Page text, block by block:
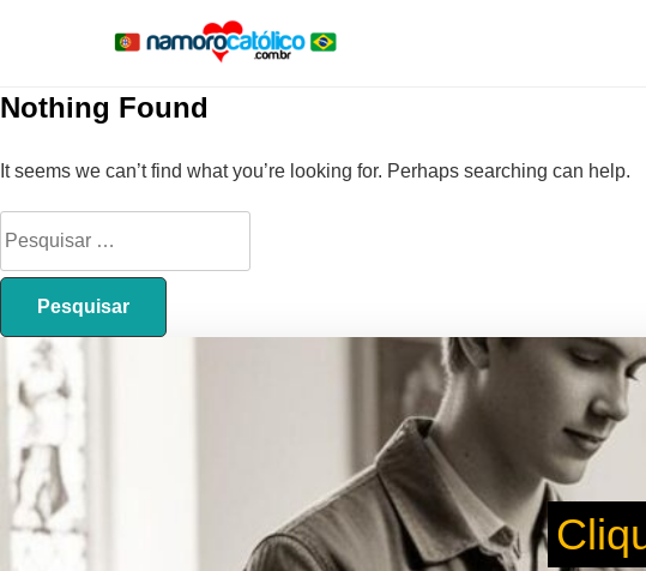
Nothing Found
It seems we can’t find what you’re looking for. Perhaps searching can help.